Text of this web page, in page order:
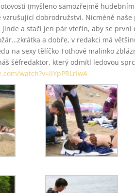
(myšleno samozřejmě
vzrušující dobrodružství. Nicméně
a stačí jen pár vteřin, aby se
a dobře, v redakci má
na sexy tělíčko Tothové malinko
šéfredaktor, který odmítl ledovou
watch?v=liYpPRLrIwA